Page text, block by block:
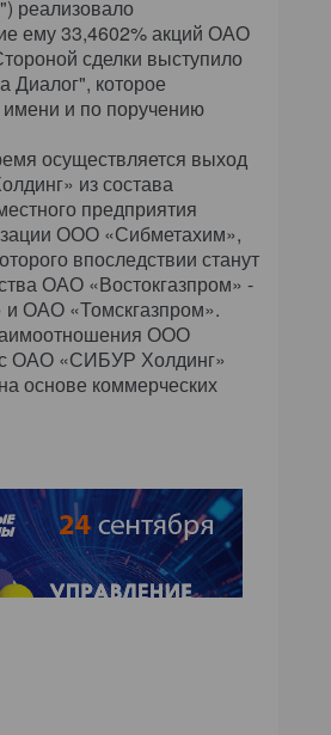
КОМПЬЮТЕРНЫЙ МИР
ИТ В ЗДРАВООХРАНЕНИИ
ПАРТНЕРСКИЕ ПРОЕКТЫ
ЭКСПЕРТИЗА
АРХИВ ЖУРНАЛОВ
реализовало
ему 33,4602% акций ОАО
сделки выступило
Диалог", которое
имени и по поручению
осуществляется выход
из состава
предприятия
ООО «Сибметахим»,
впоследствии станут
ОАО «Востокгазпром» -
ОАО «Томскгазпром».
ООО
ОАО «СИБУР Холдинг»
основе коммерческих